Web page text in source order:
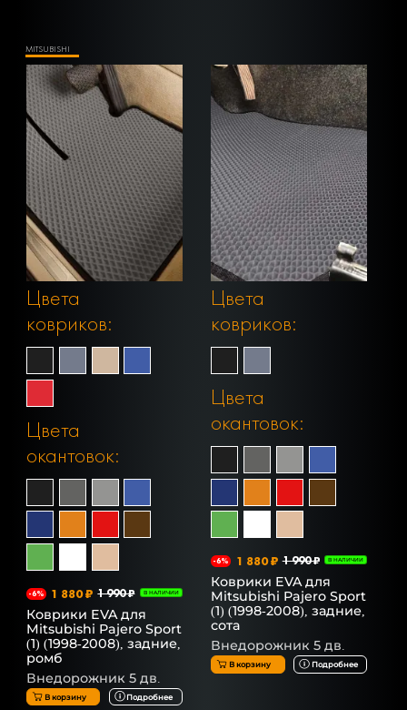
MITSUBISHI
Цвета
ковриков:
Цвета
окантовок:
-6% 1 880 ₽ 1 990 ₽ В НАЛИЧИИ
Коврики EVA для
Mitsubishi Pajero Sport
(1) (1998-2008), задние,
ромб
Внедорожник 5 дв.
В корзину Подробнее
Цвета
ковриков:
Цвета
окантовок:
-6% 1 880 ₽ 1 990 ₽ В НАЛИЧИИ
Коврики EVA для
Mitsubishi Pajero Sport
(1) (1998-2008), задние,
сота
Внедорожник 5 дв.
В корзину Подробнее